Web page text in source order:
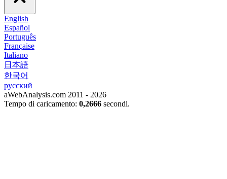
English
Español
Português
Française
Italiano
日本語
한국어
русский
aWebAnalysis.com 2011 - 2026
Tempo di caricamento: 0,2666 secondi.